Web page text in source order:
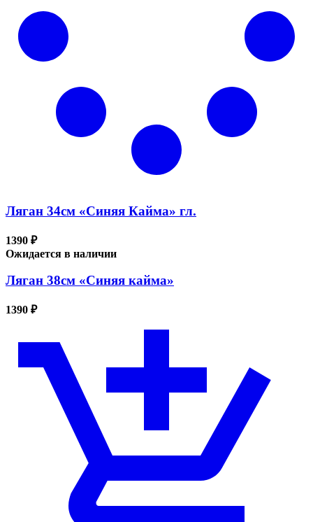
Ляган 34см «Синяя Кайма» гл.
1390 ₽
Ожидается в наличии
Ляган 38см «Синяя кайма»
1390 ₽